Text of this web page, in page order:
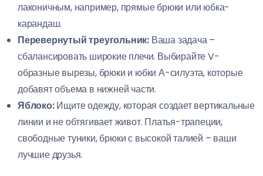
лаконичным, например, прямые брюки или юбка-
карандаш.
Перевернутый треугольник: Ваша задача –
сбалансировать широкие плечи. Выбирайте V-
образные вырезы, брюки и юбки А-силуэта, которые
добавят объема в нижней части.
Яблоко:Ищите одежду, которая создает вертикальные
линии и не обтягивает живот. Платья-трапеции,
свободные туники, брюки с высокой талией – ваши
лучшие друзья.